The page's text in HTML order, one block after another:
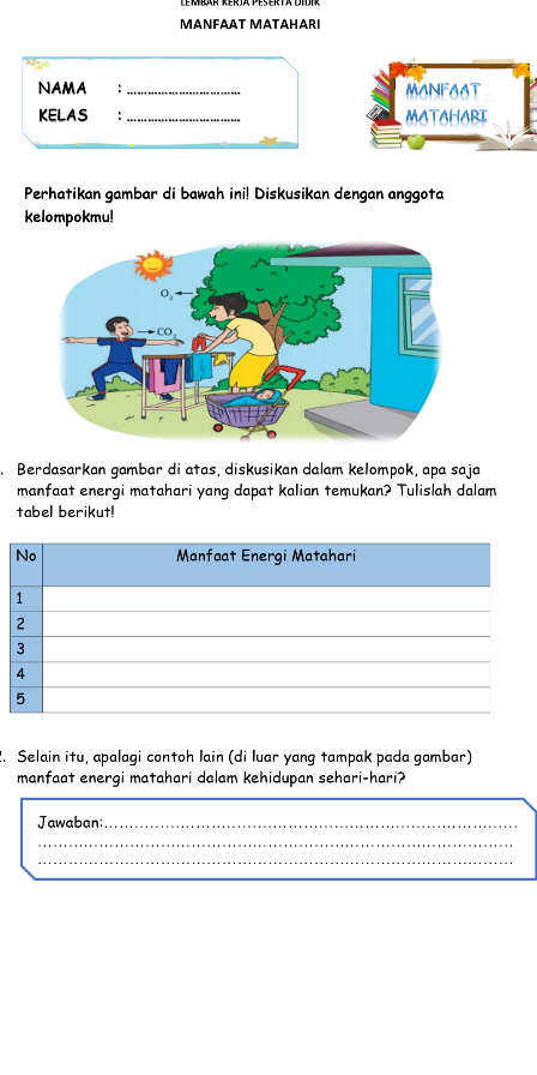
MANFAAT MATAHARI
Perhatikan gambar di bawah ini! Diskusikan dengan anggota
kelompokmu!
Berdasarkan gambar di atas, diskusikan dalam kelompok, apa saja
manfaat energi matahari yang dapat kalian temukan? Tulislah dalam
tabel berikut!
No Manfaat Energi Matahari
1
2
3
4
5
Selain itu, apalagi contoh lain (di luar yang tampak pada gambar)
manfaat energi matahari dalam kehidupan sehari hari?
NAMA : .................................
KELAS : .................................
Jawaban:
.............................................................................................